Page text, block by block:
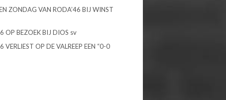
ZONDAG VAN RODA’46 BIJ WINST
OP BEZOEK BIJ DIOS sv
VERLIEST OP DE VALREEP EEN “0-0